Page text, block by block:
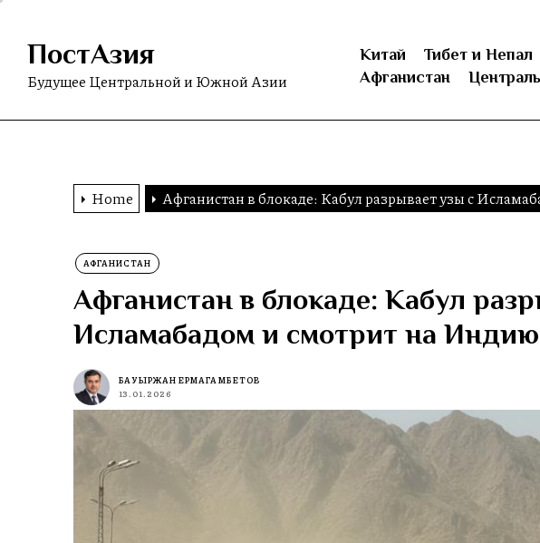
Skip
content
ПостАзия
Будущее Центральной и Южной Азии
Китай Тибет и Непал
Афганистан
Home Афганистан в блокаде: Кабул разрывает узы с
АФГАНИСТАН
Афганистан в блокаде: Кабул
Исламабадом и смотрит на Индию
БАУЫРЖАН ЕРМАГАМБЕТОВ
13.01.2026